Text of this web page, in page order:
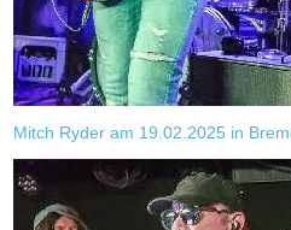
Mitch Ryder am 19.02.2025 in